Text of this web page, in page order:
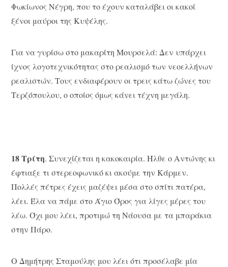
Φωκίωνος Νέγρη, που το έχουν καταλάβει οι κακοί
ξένοι μαύροι της Κυψέλης.
Για να γυρίσω στο μακαρίτη Μουρσελά: Δεν υπάρχει
ίχνος λογοτεχνικότητας στο ρεαλισμό των νεοελλήνων
ρεαλιστών. Τους ενδιαφέρουν οι τρεις κάτω ζώνες του
Τερζόπουλου, ο οποίος όμως κάνει τέχνη μεγάλη.
18 Τρίτη. Συνεχίζεται η κακοκαιρία. Ήλθε ο Αντώνης κι
έφτιαξε τι στερεοφωνικό κι ακούμε την Κάρμεν.
Πολλές πέτρες έχεις μαζέψει μέσα στο σπίτι πατέρα,
λέει. Έλα να πάμε στο Άγιο Όρος για λίγες μέρες του
λέω. Όχι μου λέει, προτιμώ τη Νάουσα με τα μπαράκια
στην Πάρο.
Ο Δημήτρης Σταμούλης μου λέει ότι προσέλαβε μία